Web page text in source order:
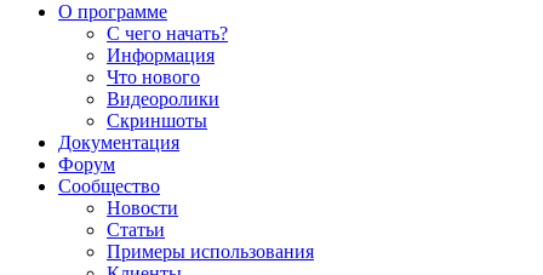
О программе
С чего начать?
Информация
Что нового
Видеоролики
Скриншоты
Документация
Форум
Сообщество
Новости
Статьи
Примеры использования